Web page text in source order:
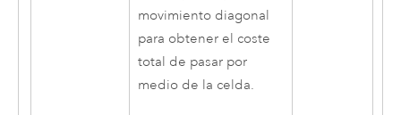
movimiento diagonal
para obtener el coste
total de pasar por
medio de la celda.